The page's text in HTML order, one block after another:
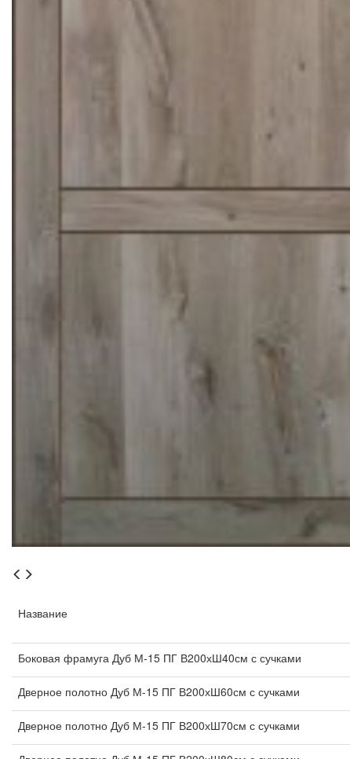
Название
Боковая фрамуга Дуб М-15 ПГ В200хШ40см с сучками
Дверное полотно Дуб М-15 ПГ В200хШ60см с сучками
Дверное полотно Дуб М-15 ПГ В200хШ70см с сучками